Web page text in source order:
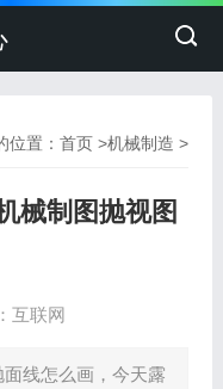
位置：首页 >机械制造 >
械制图抛视图
互联网
线怎么画，今天露